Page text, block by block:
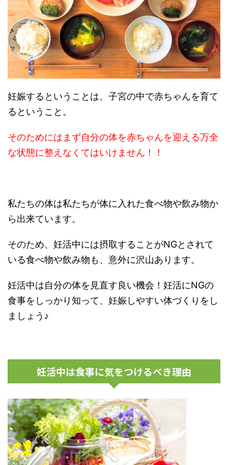
妊娠するということは、子宮の中で赤ちゃんを育て
るということ。
そのためにはまず自分の体を赤ちゃんを迎える万全
な状態に整えなくてはいけません！！
私たちの体は私たちが体に入れた食べ物や飲み物か
ら出来ています。
そのため、妊活中には摂取することがNGとされて
いる食べ物や飲み物も、意外に沢山あります。
妊活中は自分の体を見直す良い機会！妊活にNGの
食事をしっかり知って、妊娠しやすい体づくりをし
ましょう♪
妊活中は食事に気をつけるべき理由